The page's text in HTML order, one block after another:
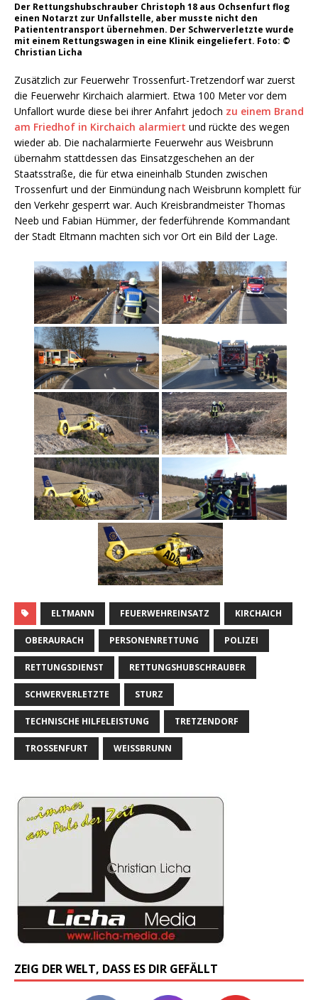
Der Rettungshubschrauber Christoph 18 aus Ochsenfurt flog
einen Notarzt zur Unfallstelle, aber musste nicht den
Patiententransport übernehmen. Der Schwerverletzte wurde
mit einem Rettungswagen in eine Klinik eingeliefert. Foto: ©
Christian Licha
Zusätzlich zur Feuerwehr Trossenfurt-Tretzendorf war zuerst
die Feuerwehr Kirchaich alarmiert. Etwa 100 Meter vor dem
Unfallort wurde diese bei ihrer Anfahrt jedoch zu einem Brand
am Friedhof in Kirchaich alarmiert und rückte des wegen
wieder ab. Die nachalarmierte Feuerwehr aus Weisbrunn
übernahm stattdessen das Einsatzgeschehen an der
Staatsstraße, die für etwa eineinhalb Stunden zwischen
Trossenfurt und der Einmündung nach Weisbrunn komplett für
den Verkehr gesperrt war. Auch Kreisbrandmeister Thomas
Neeb und Fabian Hümmer, der federführende Kommandant
der Stadt Eltmann machten sich vor Ort ein Bild der Lage.
ELTMANN FEUERWEHREINSATZ KIRCHAICH
OBERAURACH PERSONENRETTUNG POLIZEI
RETTUNGSDIENST RETTUNGSHUBSCHRAUBER
SCHWERVERLETZTE STURZ
TECHNISCHE HILFELEISTUNG TRETZENDORF
TROSSENFURT WEISSBRUNN
ZEIG DER WELT, DASS ES DIR GEFÄLLT